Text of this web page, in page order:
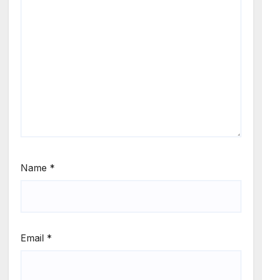
Name *
Email *